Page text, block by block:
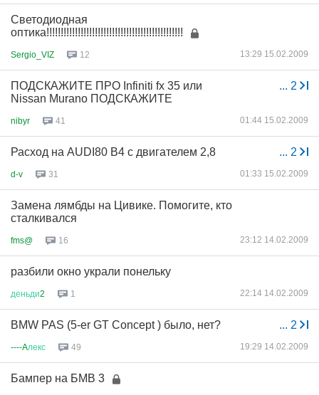
Светодиодная
оптика!!!!!!!!!!!!!!!!!!!!!!!!!!!!!!!!!!!!!!!!!!!!!!!!
Sergio_VIZ 12 13:29 15.02.2009
... 2
ПОДСКАЖИТЕ ПРО Infiniti fx 35 или
Nissan Murano ПОДСКАЖИТЕ
nibyr 41 01:44 15.02.2009
... 2
Расход на AUDI80 B4 с двигателем 2,8
d-v 31 01:33 15.02.2009
Замена лямбды на Цивике. Помогите, кто
сталкивался
fms@ 16 23:12 14.02.2009
разбили окно украли понельку
деньди2 1 22:14 14.02.2009
... 2
BMW PAS (5-er GT Concept ) было, нет?
----Aлекс 49 19:29 14.02.2009
Бампер на БМВ 3